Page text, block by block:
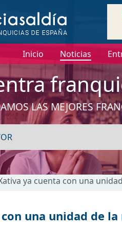
Inicio Noticias
LAS MEJORES
ya cuenta con una
una unidad de